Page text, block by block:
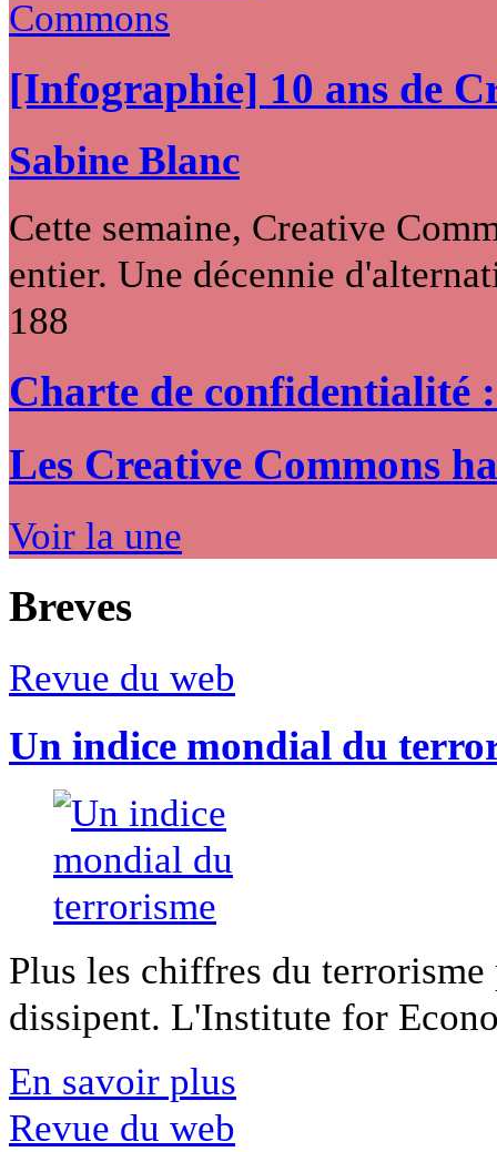
[Infographie] 10 ans de
Sabine Blanc
Cette semaine, Creative
entier. Une décennie
188
Charte de confidentialité
Les Creative Commons
Voir la une
Breves
Revue du web
Un indice mondial du
Plus les chiffres du
dissipent. L'Institute for
En savoir plus
Revue du web